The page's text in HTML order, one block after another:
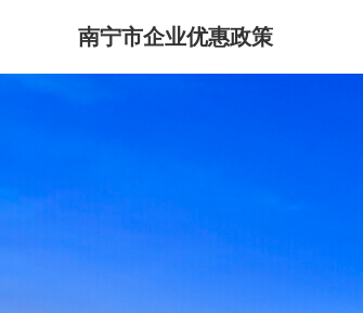
南宁市企业优惠政策